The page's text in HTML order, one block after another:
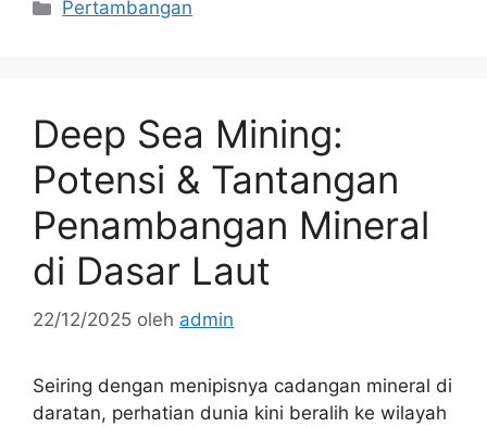
Pertambangan
Deep Sea Mining:
Potensi & Tantangan
Penambangan Mineral
di Dasar Laut
22/12/2025 oleh admin
Seiring dengan menipisnya cadangan mineral di
daratan, perhatian dunia kini beralih ke wilayah